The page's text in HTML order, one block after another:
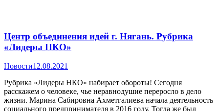
Центр объединения идей г. Нягань. Рубрика
«Лидеры НКО»
Новости12.08.2021
Рубрика «Лидеры НКО» набирает обороты! Сегодня
расскажем о человеке, чье неравнодушие переросло в дело
жизни. Марина Сабировна Ахметгалиева начала деятельность
социального предпринимателя в 2016 году. Тогда же был